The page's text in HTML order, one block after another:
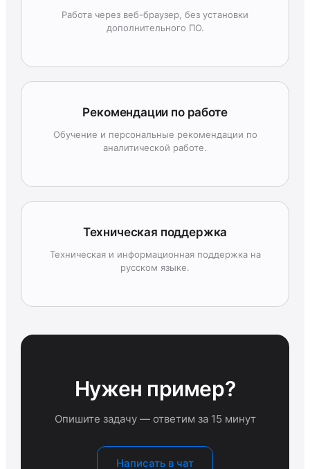
Работа через веб-браузер, без установки
дополнительного ПО.
Рекомендации по работе
Обучение и персональные рекомендации по
аналитической работе.
Техническая поддержка
Техническая и информационная поддержка на
русском языке.
Нужен пример?
Опишите задачу — ответим за 15 минут
Написать в чат